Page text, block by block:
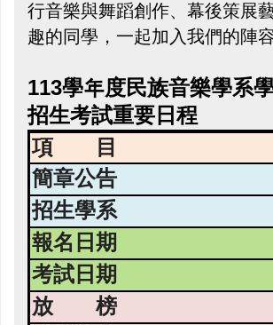
行音樂與舞蹈創作、幕後策展
趣的同學，一起加入我們的陣容
113學年度民族音樂學系
招生考試重要日程
項 目
簡章公告
招生學系
報名日期
考試日期
放 榜